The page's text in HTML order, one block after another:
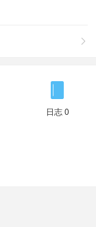


日志 0